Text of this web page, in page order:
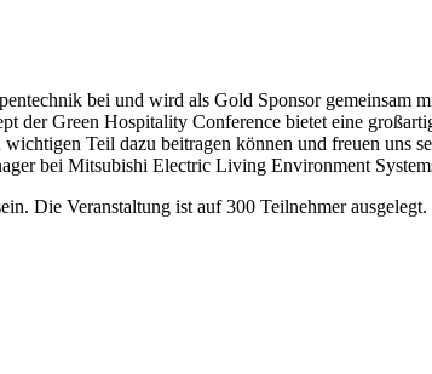
bei und wird als Gold Sponsor gemeinsam
der Green Hospitality Conference bietet eine
Teil dazu beitragen können und freuen uns
bei Mitsubishi Electric Living Environment
Die Veranstaltung ist auf 300 Teilnehmer ausgelegt.